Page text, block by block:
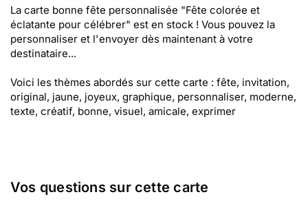
La carte bonne fête personnalisée "Fête colorée et
éclatante pour célébrer" est en stock ! Vous pouvez la
personnaliser et l'envoyer dès maintenant à votre
destinataire...
Voici les thèmes abordés sur cette carte : fête, invitation,
original, jaune, joyeux, graphique, personnaliser, moderne,
texte, créatif, bonne, visuel, amicale, exprimer
Vos questions sur cette carte